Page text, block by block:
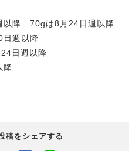
以降 70gは8月24日週以降
日週以降
日週以降
降
稿をシェアする